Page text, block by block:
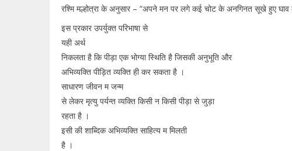
रश्मि मल्होत्रा के अनुसार – “अपने मन पर लगे कई चोट के अनगिनत सूखे हुए घाव
इस प्रकार उपर्युक्त परिभाषा से
यही अर्थ
निकलता है कि पीड़ा एक भोग्या स्थिति है जिसकी अनुभूति और
अभिव्यक्ति पीड़ित व्यक्ति ही कर सकता है ।
साधारण जीवन म जन्म
से लेकर मृत्यु पर्यन्त व्यक्ति किसी न किसी पीड़ा से जुड़ा
रहता है ।
इसी की शाब्दिक अभिव्यक्ति साहित्य म मिलती
है ।